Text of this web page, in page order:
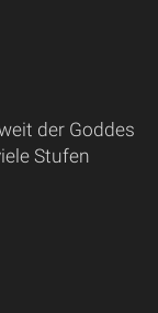
der Goddes
Stufen